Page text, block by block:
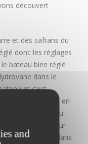
découvert
et des safrans du
donc les réglages
bateau bien réglé
dans le
et c’est
prend le bateau en
de direction du
font, comme pour
l’aérien ; dans
and